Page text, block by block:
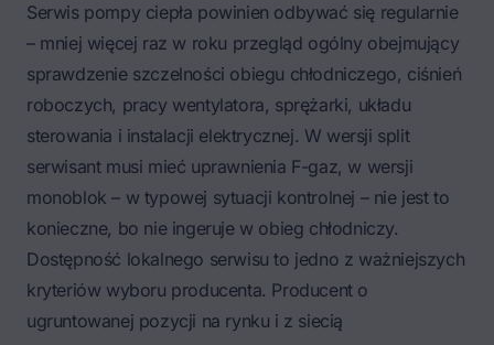
Serwis pompy ciepła powinien odbywać się regularnie
– mniej więcej raz w roku przegląd ogólny obejmujący
sprawdzenie szczelności obiegu chłodniczego, ciśnień
roboczych, pracy wentylatora, sprężarki, układu
sterowania i instalacji elektrycznej. W wersji split
serwisant musi mieć uprawnienia F-gaz, w wersji
monoblok – w typowej sytuacji kontrolnej – nie jest to
konieczne, bo nie ingeruje w obieg chłodniczy.
Dostępność lokalnego serwisu to jedno z ważniejszych
kryteriów wyboru producenta. Producent o
ugruntowanej pozycji na rynku i z siecią